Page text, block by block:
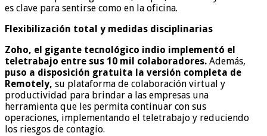
es clave para sentirse como en la oficina.
Flexibilización total y medidas disciplinarias
Zoho, el gigante tecnológico indio implementó el
teletrabajo entre sus 10 mil colaboradores. Además,
puso a disposición gratuita la versión completa de
Remotely, su plataforma de colaboración virtual y
productividad para brindar a las empresas una
herramienta que les permita continuar con sus
operaciones, implementando el teletrabajo y reduciendo
los riesgos de contagio.